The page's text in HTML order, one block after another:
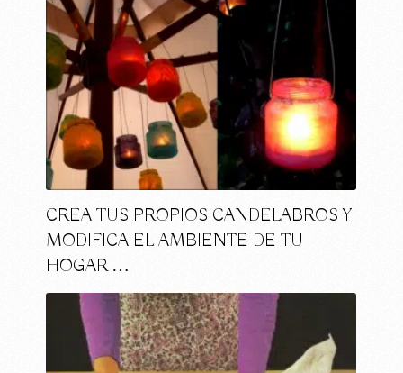
CREA TUS PROPIOS CANDELABROS Y
MODIFICA EL AMBIENTE DE TU
HOGAR …